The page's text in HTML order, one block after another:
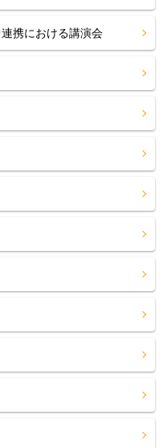
携における講演会